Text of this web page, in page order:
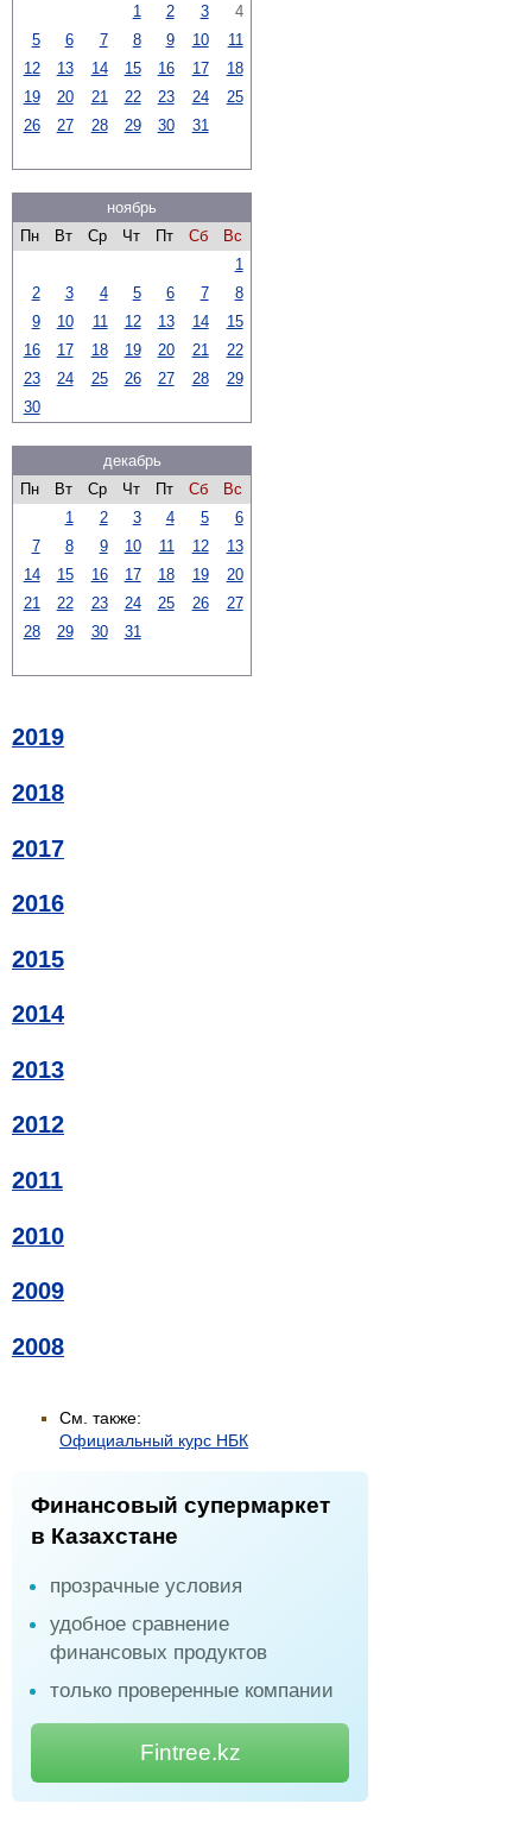
1
2 3
4
5
6 7 8 9 10
11
12
13 14 15 16 17
18
19
20 21 22 23 24
25
26
27 28 29 30 31
ноябрь
Пн
Вт Ср Чт Пт Сб
Вс
1
2
3 4 5 6 7
8
9
10 11 12 13 14
15
16
17 18 19 20 21
22
23
24 25 26 27 28
29
30
декабрь
Пн
Вт Ср Чт Пт Сб
Вс
1
2 3 4 5
6
7
8 9 10 11 12
13
14
15 16 17 18 19
20
21
22 23 24 25 26
27
28
29 30 31
2019
2018
2017
2016
2015
2014
2013
2012
2011
2010
2009
2008
См. также:
Официальный курс НБК
Финансовый супермаркет
в Казахстане
прозрачные условия
удобное сравнение
финансовых продуктов
только проверенные компании
Fintree.kz